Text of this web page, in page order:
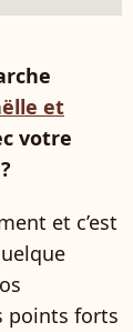
et
votre
et c’est
points forts